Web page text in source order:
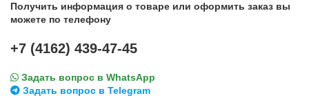
Получить информация о товаре или оформить заказ вы
можете по телефону
+7 (4162) 439-47-45
Задать вопрос в WhatsApp
Задать вопрос в Telegram